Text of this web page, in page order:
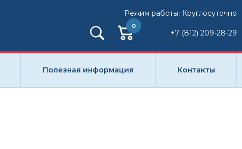
Режим работы: Круглосуточно
0
+7 (812) 209-28-29
Полезная информация Контакты